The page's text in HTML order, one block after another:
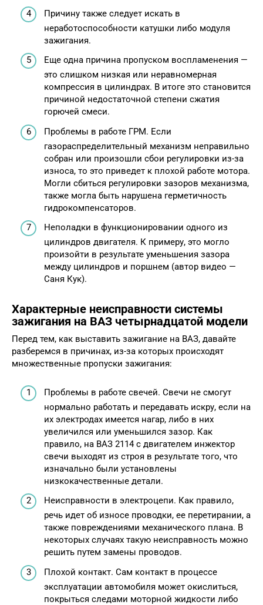
Причину также следует искать в
неработоспособности катушки либо модуля
зажигания.
Еще одна причина пропуском воспламенения —
это слишком низкая или неравномерная
компрессия в цилиндрах. В итоге это становится
причиной недостаточной степени сжатия
горючей смеси.
Проблемы в работе ГРМ. Если
газораспределительный механизм неправильно
собран или произошли сбои регулировки из-за
износа, то это приведет к плохой работе мотора.
Могли сбиться регулировки зазоров механизма,
также могла быть нарушена герметичность
гидрокомпенсаторов.
Неполадки в функционировании одного из
цилиндров двигателя. К примеру, это могло
произойти в результате уменьшения зазора
между цилиндров и поршнем (автор видео —
Саня Кук).
Характерные неисправности системы
зажигания на ВАЗ четырнадцатой модели
Перед тем, как выставить зажигание на ВАЗ, давайте
разберемся в причинах, из-за которых происходят
множественные пропуски зажигания:
Проблемы в работе свечей. Свечи не смогут
нормально работать и передавать искру, если на
их электродах имеется нагар, либо в них
увеличился или уменьшился зазор. Как
правило, на ВАЗ 2114 с двигателем инжектор
свечи выходят из строя в результате того, что
изначально были установлены
низкокачественные детали.
Неисправности в электроцепи. Как правило,
речь идет об износе проводки, ее перетирании, а
также повреждениями механического плана. В
некоторых случаях такую неисправность можно
решить путем замены проводов.
Плохой контакт. Сам контакт в процессе
эксплуатации автомобиля может окислиться,
покрыться следами моторной жидкости либо